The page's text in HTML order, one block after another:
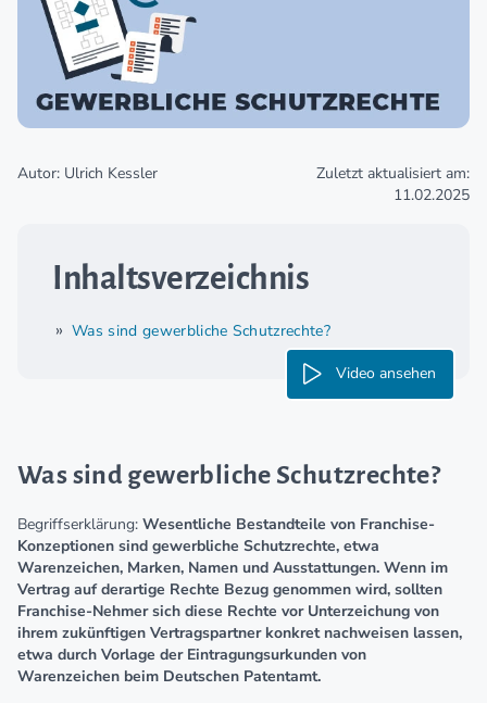
Autor: Ulrich Kessler
Zuletzt aktualisiert am:
11.02.2025
Inhaltsverzeichnis
Was sind gewerbliche Schutzrechte?
Video ansehen
Was sind gewerbliche Schutzrechte?
Begriffserklärung: Wesentliche Bestandteile von Franchise-
Konzeptionen sind gewerbliche Schutzrechte, etwa
Warenzeichen, Marken, Namen und Ausstattungen. Wenn im
Vertrag auf derartige Rechte Bezug genommen wird, sollten
Franchise-Nehmer sich diese Rechte vor Unterzeichung von
ihrem zukünftigen Vertragspartner konkret nachweisen lassen,
etwa durch Vorlage der Eintragungsurkunden von
Warenzeichen beim Deutschen Patentamt.